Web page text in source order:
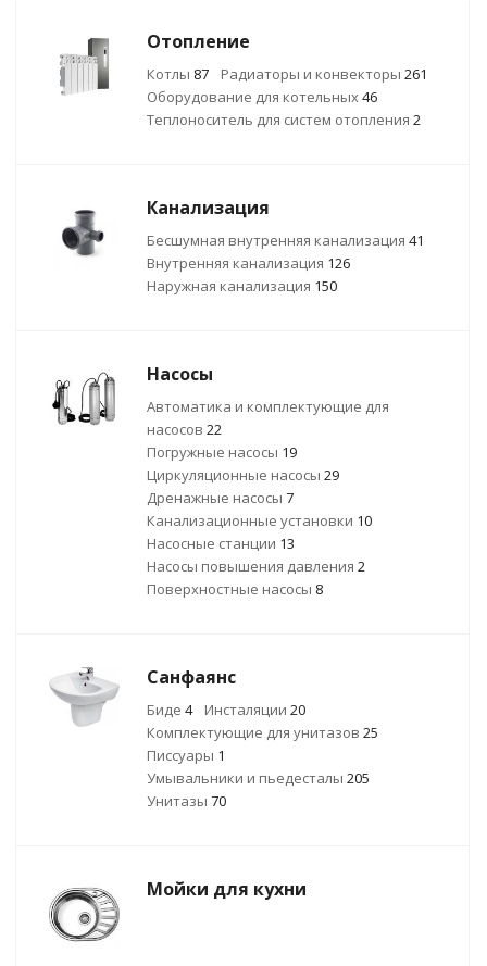
Отопление
Котлы 87 Радиаторы и конвекторы 261
Оборудование для котельных46
Теплоноситель для систем отопления 2
Канализация
Бесшумная внутренняя канализация 41
Внутренняя канализация 126
Наружная канализация 150
Насосы
Автоматика и комплектующие для
насосов 22
Погружные насосы 19
Циркуляционные насосы 29
Дренажные насосы 7
Канализационные установки 10
Насосные станции 13
Насосы повышения давления 2
Поверхностные насосы 8
Санфаянс
Биде 4 Инсталяции 20
Комплектующие для унитазов 25
Писсуары 1
Умывальники и пьедесталы 205
Унитазы 70
Мойки для кухни